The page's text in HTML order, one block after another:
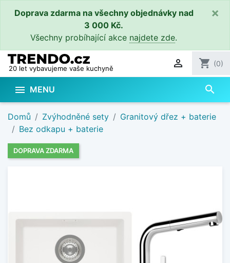
Doprava zdarma na všechny objednávky nad
3 000 Kč.
Všechny probíhající akce najdete zde.
×
20 let vybavujeme vaše kuchyně  shopping_cart (0)
 MENU search
Domů Zvýhodněné sety
Granitový dřez + baterie
Bez odkapu + baterie
DOPRAVA ZDARMA